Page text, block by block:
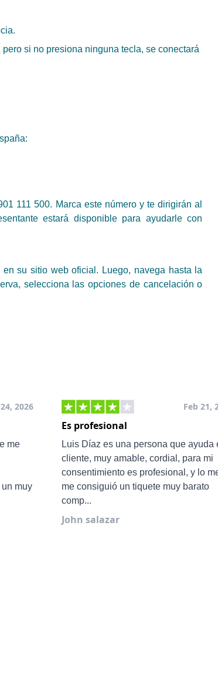
si no presiona ninguna tecla, se conectará
111 500. Marca este número y te dirigirán al
estará disponible para ayudarle con
su sitio web oficial. Luego, navega hasta la
selecciona las opciones de cancelación o
2026
me
muy
Feb 21,
Es profesional
Luis Díaz es una persona que ayuda
cliente, muy amable, cordial, para mi
consentimiento es profesional, y lo
me consiguió un tiquete muy barato
comp...
John salazar